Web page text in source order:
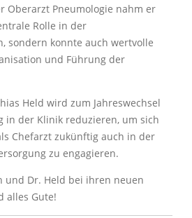
Oberarzt Pneumologie nahm er
Rolle in der
sondern konnte auch wertvolle
und Führung der
Held wird zum Jahreswechsel
in der Klinik reduzieren, um sich
Chefarzt zukünftig auch in der
zu engagieren.
und Dr. Held bei ihren neuen
alles Gute!